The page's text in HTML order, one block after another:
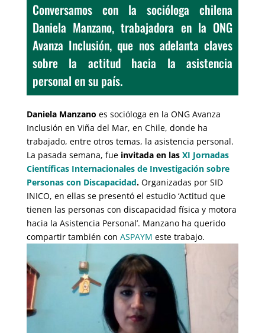
Conversamos con la socióloga chilena
Daniela Manzano, trabajadora en la ONG
Avanza Inclusión, que nos adelanta claves
sobre la actitud hacia la asistencia
personal en su país.
Daniela Manzano es socióloga en la ONG Avanza
Inclusión en Viña del Mar, en Chile, donde ha
trabajado, entre otros temas, la asistencia personal.
La pasada semana, fue invitada en las XI Jornadas
Científicas Internacionales de Investigación sobre
Personas con Discapacidad. Organizadas por SID
INICO, en ellas se presentó el estudio ‘Actitud que
tienen las personas con discapacidad física y motora
hacia la Asistencia Personal’. Manzano ha querido
compartir también con ASPAYM este trabajo.